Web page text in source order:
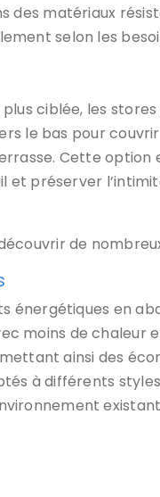
des matériaux
selon les
ciblée, les
le bas pour
Cette
et préserver
de
énergétiques en
moins de chaleur
ainsi des
à différents